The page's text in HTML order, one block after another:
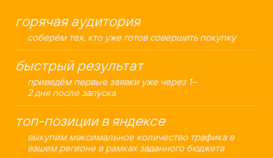
горячая аудитория
соберём тех, кто уже готов совершить покупку
быстрый результат
приведём первые заявки уже через 1–
2 дня после запуска
топ-позиции в яндексе
выкупим максимальное количество трафика в
вашем регионе в рамках заданного бюджета